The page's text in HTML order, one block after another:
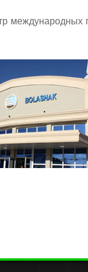
международных